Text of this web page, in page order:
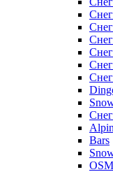
Bars
OSM